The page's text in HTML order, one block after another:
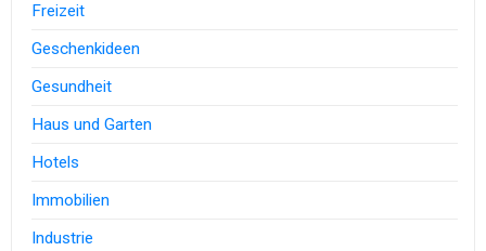
Freizeit
Geschenkideen
Gesundheit
Haus und Garten
Hotels
Immobilien
Industrie